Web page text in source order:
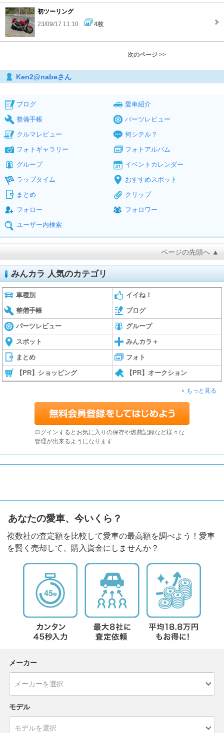
初ツーリング
23/09/17 11:10
4枚
次のページ >>
Ken2@nabeさん
ブログ
愛車紹介
整備手帳
パーツレビュー
クルマレビュー
何シテル？
フォトギャラリー
フォトアルバム
グループ
イベントカレンダー
ラップタイム
おすすめスポット
まとめ
クリップ
フォロー
フォロワー
ユーザー内検索
ページの先頭へ ▲
みんカラ 人気のカテゴリ
車種別 イイね！
整備手帳 ブログ
パーツレビュー グループ
スポット みんカラ＋
まとめ フォト
【PR】ショッピング 【PR】オークション
もっと見る
ログインするとお気に入りの保存や燃費記録など様々な
管理が出来るようになります
あなたの愛車、今いくら？
複数社の査定額を比較して愛車の最高額を調べよう！愛車
を賢く売却して、購入資金にしませんか？
メーカー
モデル